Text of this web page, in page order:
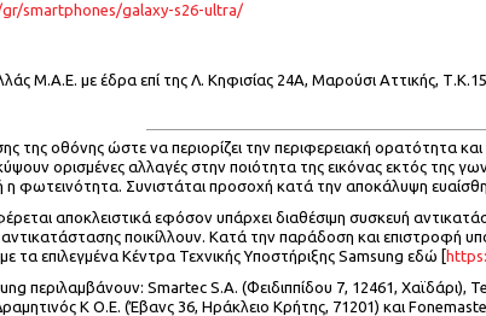
smartphones/galaxy-s26-ultra/
Μ.Α.Ε. με έδρα επί της Λ. Κηφισίας 24Α, Μαρούσι Αττικής,
της οθόνης ώστε να περιορίζει την περιφερειακή ορατότητα
ορισμένες αλλαγές στην ποιότητα της εικόνας εκτός της
φωτεινότητα. Συνιστάται προσοχή κατά την αποκάλυψη
αποκλειστικά εφόσον υπάρχει διαθέσιμη συσκευή
ποικίλλουν. Κατά την παράδοση και
τα επιλεγμένα Κέντρα Τεχνικής Υποστήριξης Samsung εδώ [
περιλαμβάνουν: Smartec S.A. (Φειδιππίδου 7, 12461,
Κ Ο.Ε. (Έβανς 36, Ηράκλειο Κρήτης, 71201) και